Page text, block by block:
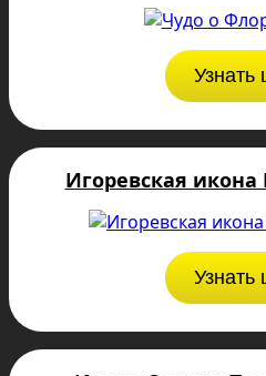
Узнать
Игоревская
Узнать